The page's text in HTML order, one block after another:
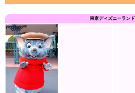
東京ディズニーランド